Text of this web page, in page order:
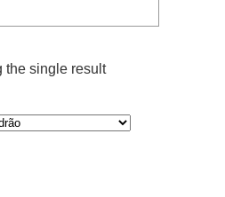
the single result